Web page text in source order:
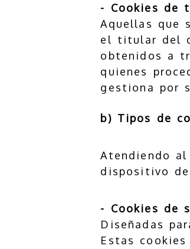
- Cookies de
Aquellas que
el titular del
obtenidos a
quienes
gestiona por
b) Tipos de
Atendiendo
dispositivo
- Cookies de
Diseñadas
Estas